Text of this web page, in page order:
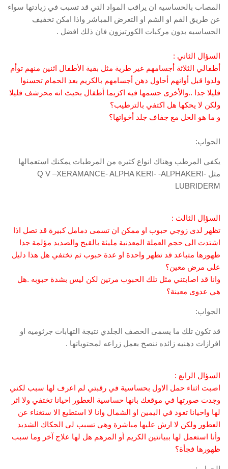
المصاب بالحساسيه ان يراقب المواد التي قد تسبب في زيادتها سواء
عن طريق الفم او الشم او التعرض المباشر واذا امكن تخفيف
الحساسيه بدون مركبات الكورتيزون فان ذلك افضل .
السؤال الثاني :
أطفالي الثلاثة أجسامهم غير طرية مثل بقية الأطفال اثنين منهم توأم
ولدوا قبل أوانهم أحاول دهن أجسامهم بالكريم بعد الحمام تحسنوا
قليلا جدا ..والأخرى جسمها فيه اكزيما أطفال بحيث انه محرشف قليلا
ولكن لا يحكها هل اكتفي بالترطيب؟
و ما هو الحل مع جفاف جلد أخواتها؟
الجواب:
يكفي المرطب وهناك انواع كثيره من المرطبات يمكنك استعمالها
مثل Q V –XERAMANCE- ALPHA KERI- -ALPHAKERI-
LUBRIDERM
السؤال الثالث :
تظهر لدى زوجي حبوب او ممكن ان تسمى دمامل كبيرة قد تصل اذا
اشتدت الى حجم العملة المعدنية مليئة بالقيح والصديد مؤلمة جدا
ظهورها متباعد قد تظهر واحدة او عدة حبوب ثم تختفي هل هذا دليل
على مرض معين؟
وانا قد اصابتني مثل تلك الحبوب مرتين لكن ليس بشدة حبوبه .هل
هي عدوى معينة؟
الجواب:
قد تكون تلك ما يسمى الحصف الجلدي نتيجة التهابات جرثوميه او
افرازات دهنيه زائده ننصح بعمل زراعه لمحتوياتها .
السؤال الرابع :
اصبت اثناء حمل الاول بحساسية في رقبتي لم اعرف لها سبب لكني
وجدت صورتها في موقعك بانها حساسية العطور احيانا تختفي ولا اثر
لها واحيانا تعود في اليمين او الشمال وانا لا استطيع الا ستغناء عن
العطور ولكن لا ارش عليها مباشرة وهي تسبب لي الحكاك الشديد
وأنا استعمل لها ببيانتين الكريم أو المرهم هل لها علاج آخر وما سبب
ظهورها فجأة؟